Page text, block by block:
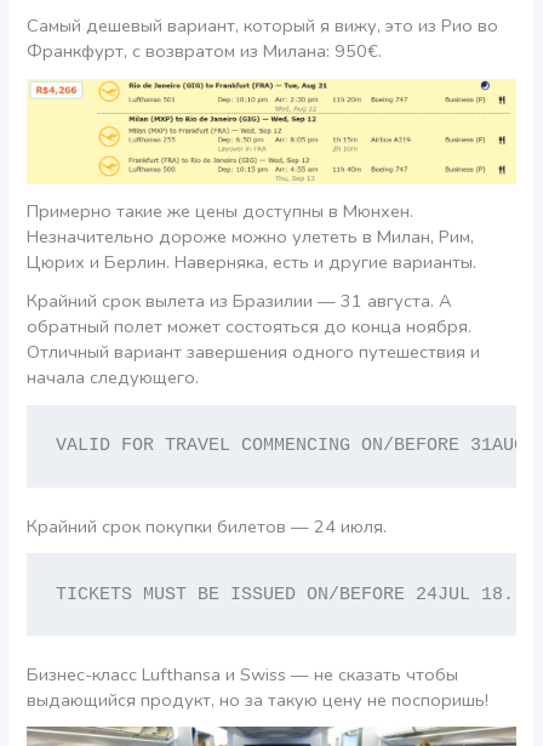
Самый дешевый вариант, который я вижу, это из Рио во
Франкфурт, с возвратом из Милана: 950€.
Примерно такие же цены доступны в Мюнхен.
Незначительно дороже можно улететь в Милан, Рим,
Цюрих и Берлин. Наверняка, есть и другие варианты.
Крайний срок вылета из Бразилии — 31 августа. А
обратный полет может состояться до конца ноября.
Отличный вариант завершения одного путешествия и
начала следующего.
VALID FOR TRAVEL COMMENCING ON/BEFORE 31AUG
Крайний срок покупки билетов — 24 июля.
TICKETS MUST BE ISSUED ON/BEFORE 24JUL 18.
Бизнес-класс Lufthansa и Swiss — не сказать чтобы
выдающийся продукт, но за такую цену не поспоришь!